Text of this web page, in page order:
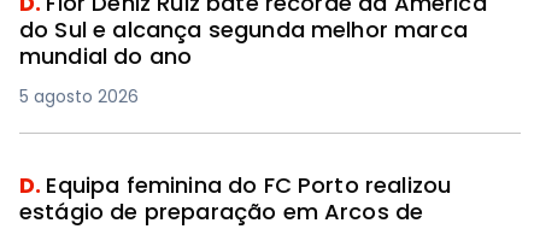
do Sul e alcança segunda melhor marca
mundial do ano
5 agosto 2026
D. Equipa feminina do FC Porto realizou
estágio de preparação em Arcos de